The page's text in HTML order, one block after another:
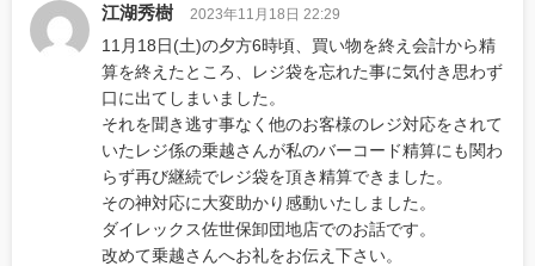
江湖秀樹 2023年11月18日 22:29
11月18日(土)の夕方6時頃、買い物を終え会計から精
算を終えたところ、レジ袋を忘れた事に気付き思わず
口に出てしまいました。
それを聞き逃す事なく他のお客様のレジ対応をされて
いたレジ係の乗越さんが私のバーコード精算にも関わ
らず再び継続でレジ袋を頂き精算できました。
その神対応に大変助かり感動いたしました。
ダイレックス佐世保卸団地店でのお話です。
改めて乗越さんへお礼をお伝え下さい。